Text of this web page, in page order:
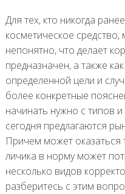
Для тех, кто никогда
косметическое
непонятно, что делает
предназначен, а также
определенной цели и
более конкретные
начинать нужно с типов
сегодня предлагаются
Причем может оказаться
личика в норму может
несколько видов
разберитесь с этим